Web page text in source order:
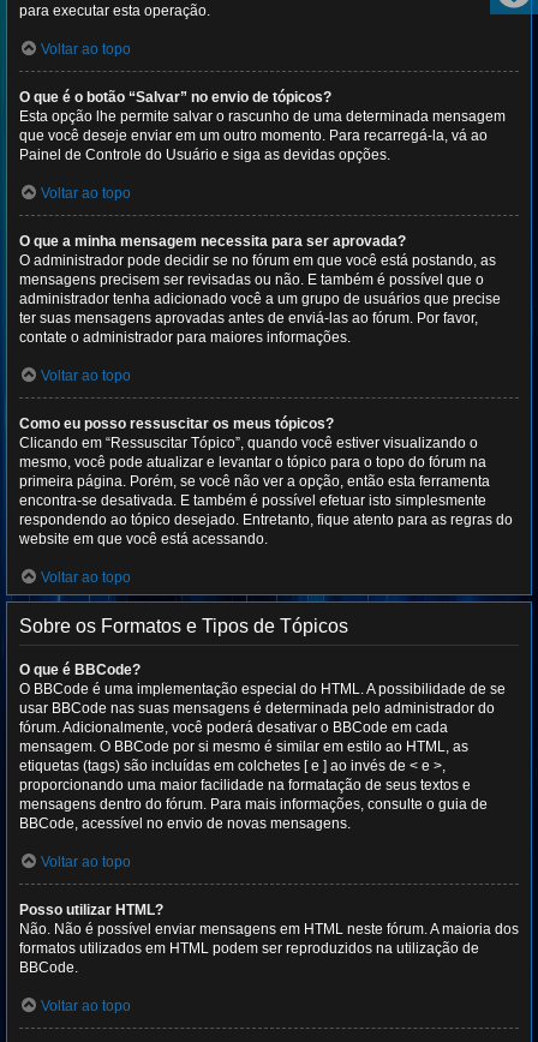
para executar esta operação.
Voltar ao topo
O que é o botão “Salvar” no envio de tópicos?
Esta opção lhe permite salvar o rascunho de uma determinada mensagem
que você deseje enviar em um outro momento. Para recarregá-la, vá ao
Painel de Controle do Usuário e siga as devidas opções.
Voltar ao topo
O que a minha mensagem necessita para ser aprovada?
O administrador pode decidir se no fórum em que você está postando, as
mensagens precisem ser revisadas ou não. E também é possível que o
administrador tenha adicionado você a um grupo de usuários que precise
ter suas mensagens aprovadas antes de enviá-las ao fórum. Por favor,
contate o administrador para maiores informações.
Voltar ao topo
Como eu posso ressuscitar os meus tópicos?
Clicando em “Ressuscitar Tópico”, quando você estiver visualizando o
mesmo, você pode atualizar e levantar o tópico para o topo do fórum na
primeira página. Porém, se você não ver a opção, então esta ferramenta
encontra-se desativada. E também é possível efetuar isto simplesmente
respondendo ao tópico desejado. Entretanto, fique atento para as regras do
website em que você está acessando.
Voltar ao topo
Sobre os Formatos e Tipos de Tópicos
O que é BBCode?
O BBCode é uma implementação especial do HTML. A possibilidade de se
usar BBCode nas suas mensagens é determinada pelo administrador do
fórum. Adicionalmente, você poderá desativar o BBCode em cada
mensagem. O BBCode por si mesmo é similar em estilo ao HTML, as
etiquetas (tags) são incluídas em colchetes [ e ] ao invés de < e >,
proporcionando uma maior facilidade na formatação de seus textos e
mensagens dentro do fórum. Para mais informações, consulte o guia de
BBCode, acessível no envio de novas mensagens.
Voltar ao topo
Posso utilizar HTML?
Não. Não é possível enviar mensagens em HTML neste fórum. A maioria dos
formatos utilizados em HTML podem ser reproduzidos na utilização de
BBCode.
Voltar ao topo